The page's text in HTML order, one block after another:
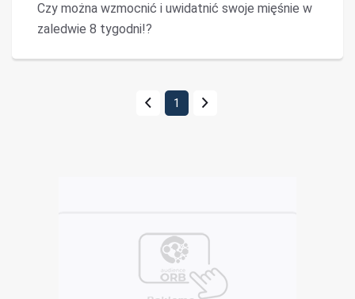
Czy można wzmocnić i uwidatnić swoje mięśnie w
zaledwie 8 tygodni!?
1